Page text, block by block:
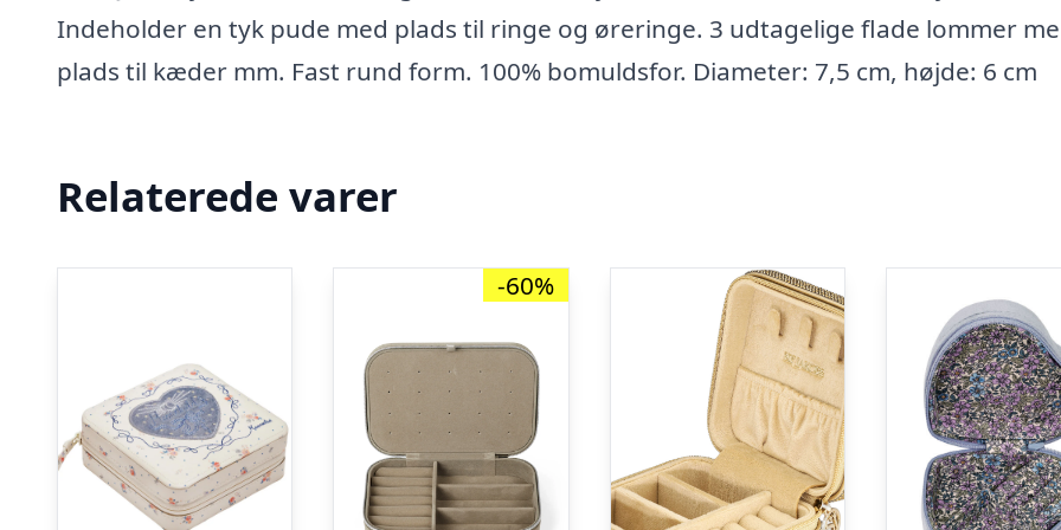
Indeholder en tyk pude med plads til ringe og øreringe. 3 udtagelige flade lommer
plads til kæder mm. Fast rund form. 100% bomuldsfor. Diameter: 7,5 cm, højde: 6 cm
Relaterede varer
-60%